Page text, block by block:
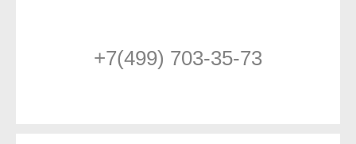
+7(499) 703-35-73